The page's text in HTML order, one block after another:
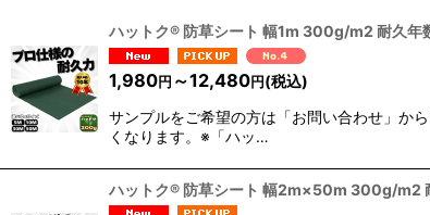
表示数:
並び順
ハットク® 防草シート 幅1m 300g/m2 耐久年
1,980円 ～12,480円(税込)
サンプルをご希望の方は「お問い合わせ」か
くなります。※「ハッ…
ハットク® 防草シート 幅2m×50m 300g/m2